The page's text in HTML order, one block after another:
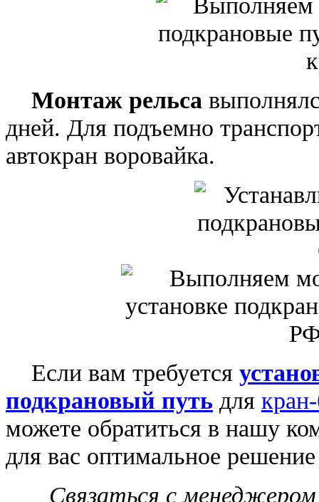
Монтаж рельса
дней. Для подъемно
автокран воровайка.
Если вам требуется
подкрановый путь для
можете обратиться в нашу
для вас оптимальное
Связаться с